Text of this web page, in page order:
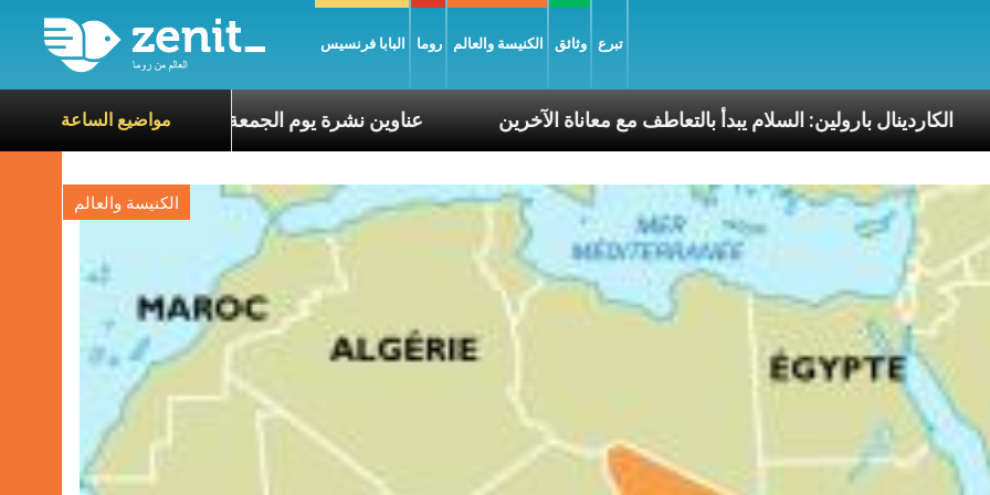
البابا فرنسيس روما الكنيسة والعالم وثائق تبرع
مواضيع الساعة
عناوين نشرة يوم الجمعة 7 آب 2026: السلام يُبنى بصبر يومًا بعد يوم الكاردينال بارولين: السلام يبدأ بالتعاطف مع معاناة الآخرين الرسوليّة
الكنيسة والعالم